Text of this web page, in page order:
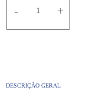
- +
DESCRIÇÃO GERAL